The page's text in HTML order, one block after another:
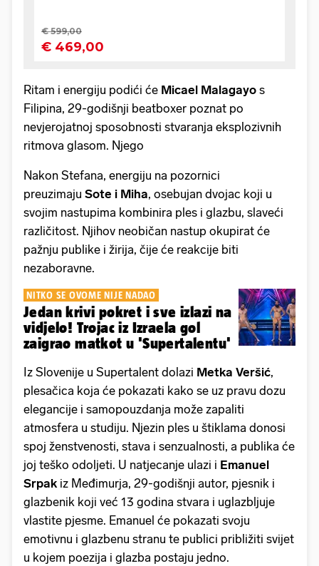
Ritam i energiju podići će Micael Malagayo s
Filipina, 29-godišnji beatboxer poznat po
nevjerojatnoj sposobnosti stvaranja eksplozivnih
ritmova glasom. Njego
Nakon Stefana, energiju na pozornici
preuzimaju Sote i Miha, osebujan dvojac koji u
svojim nastupima kombinira ples i glazbu, slaveći
različitost. Njihov neobičan nastup okupirat će
pažnju publike i žirija, čije će reakcije biti
nezaboravne.
NITKO SE OVOME NIJE NADAO
Jedan krivi pokret i sve izlazi na
vidjelo! Trojac iz Izraela gol
zaigrao matkot u 'Supertalentu'
Iz Slovenije u Supertalent dolazi Metka Veršić,
plesačica koja će pokazati kako se uz pravu dozu
elegancije i samopouzdanja može zapaliti
atmosfera u studiju. Njezin ples u štiklama donosi
spoj ženstvenosti, stava i senzualnosti, a publika će
joj teško odoljeti. U natjecanje ulazi i Emanuel
Srpak iz Međimurja, 29-godišnji autor, pjesnik i
glazbenik koji već 13 godina stvara i uglazbljuje
vlastite pjesme. Emanuel će pokazati svoju
emotivnu i glazbenu stranu te publici približiti svijet
u kojem poezija i glazba postaju jedno.